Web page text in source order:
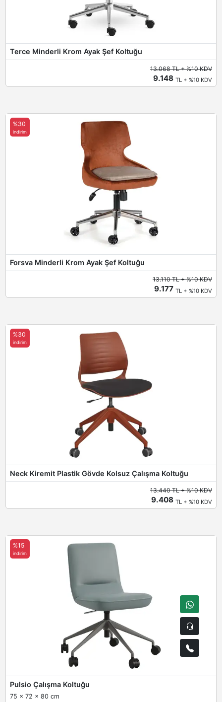
Terce Minderli Krom Ayak Şef Koltuğu
13.068 TL + %10 KDV
9.148TL + %10 KDV
Forsva Minderli Krom Ayak Şef Koltuğu
%30
indirim
13.110 TL + %10 KDV
9.177TL + %10 KDV
Neck Kiremit Plastik Gövde Kolsuz Çalışma Koltuğu
%30
indirim
13.440 TL + %10 KDV
9.408TL + %10 KDV
Pulsio Çalışma Koltuğu
75 x 72 x 80 cm
%15
indirim